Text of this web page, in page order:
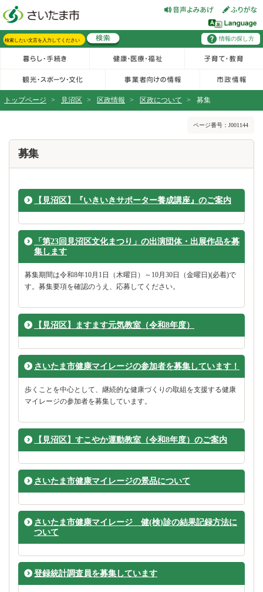
情報の探し方
トップページ > 見沼区 > 区政情報 > 区政について > 募集
ページ番号：J001144
募集
【見沼区】『いきいきサポーター養成講座』のご案内
「第23回見沼区文化まつり」の出演団体・出展作品を募
集します
募集期間は令和8年10月1日（木曜日）～10月30日（金曜日)(必着)で
す。募集要項を確認のうえ、応募してください。
【見沼区】ますます元気教室（令和8年度）
さいたま市健康マイレージの参加者を募集しています！
歩くことを中心として、継続的な健康づくりの取組を支援する健康
マイレージの参加者を募集しています。
【見沼区】すこやか運動教室（令和8年度）のご案内
さいたま市健康マイレージの景品について
さいたま市健康マイレージ 健(検)診の結果記録方法に
ついて
登録統計調査員を募集しています